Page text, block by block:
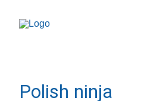
Polish ninja